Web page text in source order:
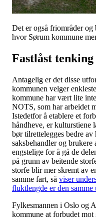
Det er også friområder
hvor Sørum kommune
Fastlåst tenking
Antagelig er det disse
kommunen velger
kommune har vært lite
NOTS, som har arbeidet
Istedetfor å etablere et
håndheve, er kulturstiene
bør tilrettelegges bedre
saksbehandler og brukere
engstelige for å gå de
på grunn av beitende
storfe blir mer skremt av
samme fart, så viser
fluktlengde er den samme
Fylkesmannen i Oslo og
kommune at forbudet